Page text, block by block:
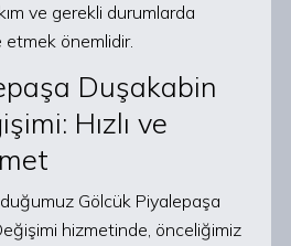
ve gerekli durumlarda
etmek önemlidir.
Duşakabin
Hızlı ve
Gölcük Piyalepaşa
hizmetinde, önceliğimiz